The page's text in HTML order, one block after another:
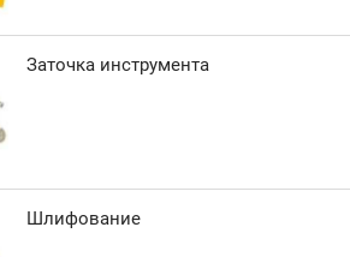
Заточка инструмента
Шлифование